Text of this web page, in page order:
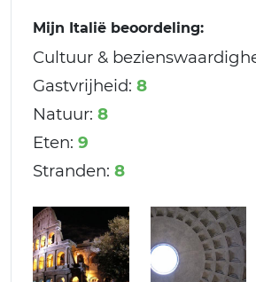
Mijn Italië beoordeling:
Cultuur &
Gastvrijheid: 8
Natuur: 8
Eten: 9
Stranden: 8